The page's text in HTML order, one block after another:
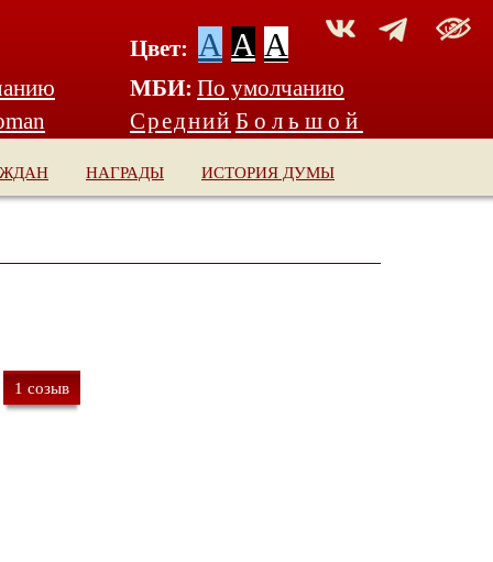
Цвет: A A A
МБИ: По умолчанию
Средний Большой
НАГРАДЫ ИСТОРИЯ ДУМЫ
1 созыв